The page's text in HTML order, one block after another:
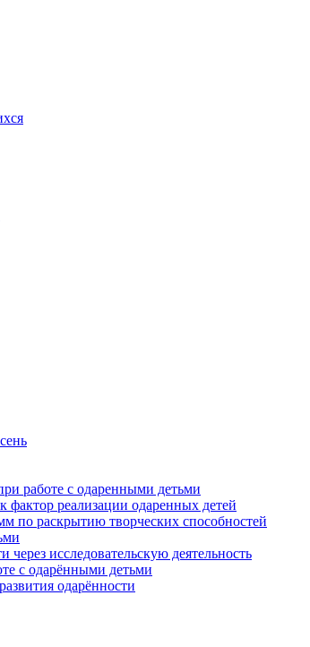
работе с одаренными детьми
фактор реализации одаренных детей
по раскрытию творческих способностей
через исследовательскую деятельность
с одарёнными детьми
одарённости